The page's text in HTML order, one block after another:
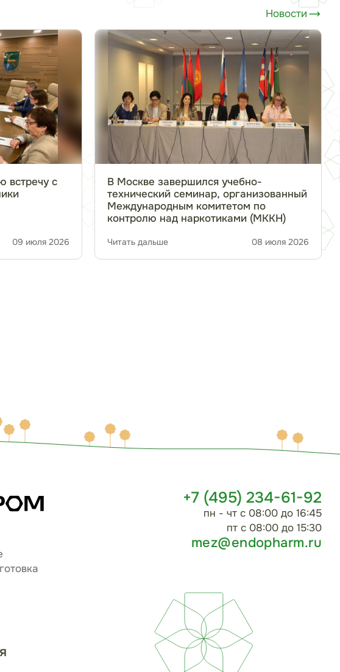
Новости
встречу с
09 июля 2026
В Москве завершился учебно-
технический семинар, организованный
Международным комитетом по
контролю над наркотиками (МККН)
Читать дальше 08 июля 2026
+7 (495) 234-61-92
пн - чт с 08:00 до 16:45
пт с 08:00 до 15:30
mez@endopharm.ru